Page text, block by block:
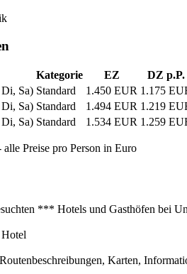
Kategorie EZ
DZ p.P.
Sa) Standard 1.450 EUR 1.175
Sa) Standard 1.494 EUR 1.219
Sa) Standard 1.534 EUR 1.259
Preise pro Person in Euro
*** Hotels und Gasthöfen bei
Hotel
Karten,